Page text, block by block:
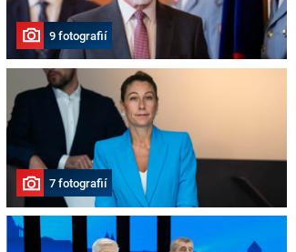
9 fotografií
7 fotografií